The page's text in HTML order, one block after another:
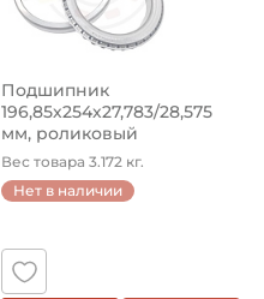
Подшипник
196,85х254х27,783/28,575
мм, роликовый
однорядный конический
...
Вес товара 3.172 кг.
Нет в наличии